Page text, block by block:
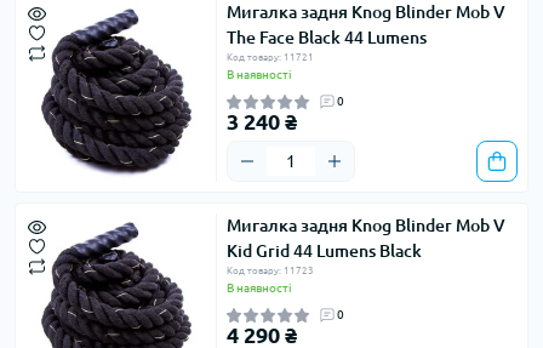
Мигалка задня Knog Blinder Mob V
The Face Black 44 Lumens
Код товару: 11721
В наявності
0
3 240 ₴
Мигалка задня Knog Blinder Mob V
Kid Grid 44 Lumens Black
Код товару: 11723
В наявності
0
4 290 ₴